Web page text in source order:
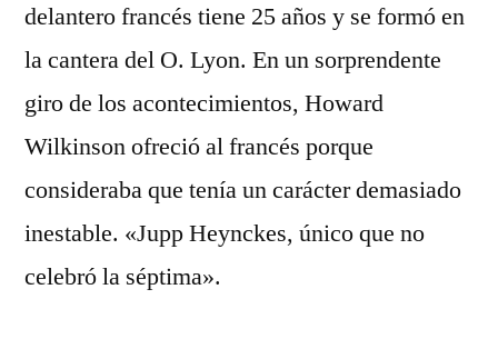
delantero francés tiene 25 años y se formó en
la cantera del O. Lyon. En un sorprendente
giro de los acontecimientos, Howard
Wilkinson ofreció al francés porque
consideraba que tenía un carácter demasiado
inestable. «Jupp Heynckes, único que no
celebró la séptima».